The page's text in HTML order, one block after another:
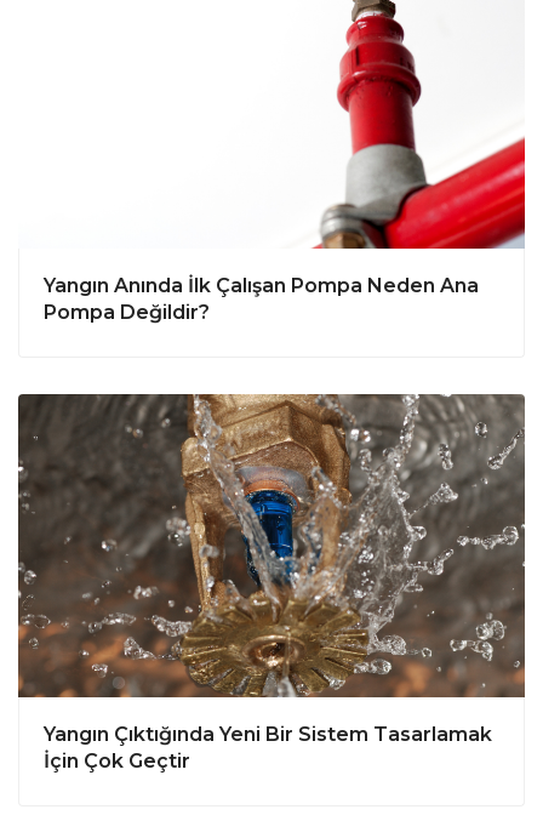
Yangın Anında İlk Çalışan Pompa Neden Ana
Pompa Değildir?
Yangın Çıktığında Yeni Bir Sistem Tasarlamak
İçin Çok Geçtir